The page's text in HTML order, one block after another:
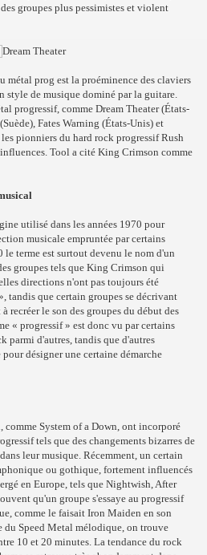
groupes plus pessimistes et violent
métal prog est la proéminence des claviers
style de musique dominé par la guitare.
progressif, comme Dream Theater (États-
Fates Warning (États-Unis) et
pionniers du hard rock progressif Rush
Tool a cité King Crimson comme
utilisé dans les années 1970 pour
musicale empruntée par certains
le terme est surtout devenu le nom d'un
groupes tels que King Crimson qui
directions n'ont pas toujours été
tandis que certain groupes se décrivant
recréer le son des groupes du début des
« progressif » est donc vu par certains
parmi d'autres, tandis que d'autres
désigner une certaine démarche
comme System of a Down, ont incorporé
tels que des changements bizarres de
leur musique. Récemment, un certain
ou gothique, fortement influencés
en Europe, tels que Nightwish, After
qu'un groupe s'essaye au progressif
comme le faisait Iron Maiden en son
du Speed Metal mélodique, on trouve
10 et 20 minutes. La tendance du rock